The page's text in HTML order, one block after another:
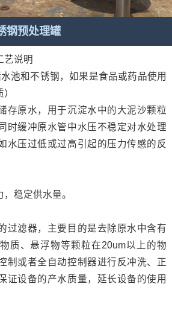
钢预处理罐
说明
和不锈钢，如果是食品或药品使用
原水，用于沉淀水中的大泥沙颗粒
时缓冲原水管中水压不稳定对水处理
水压过低或过高引起的压力传感的反
稳定供水量。
滤器，主要目的是去除原水中含有
质、悬浮物等颗粒在20um以上的物
制或者全自动控制器进行反冲洗、正
证设备的产水质量，延长设备的使用